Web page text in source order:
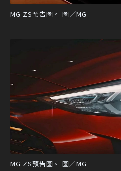
MG ZS預告圖。 圖／MG
MG ZS預告圖。 圖／MG